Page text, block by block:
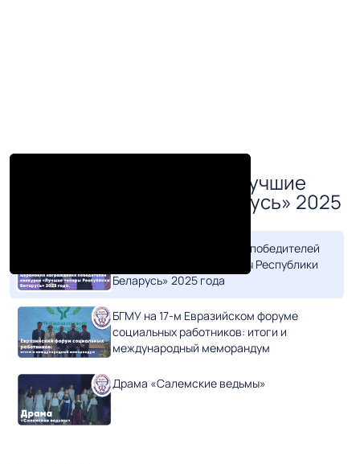
Церемония награждения
победителей конкурса «Лучшие
товары Республики Беларусь» 2025
Церемония награждения победителей
конкурса «Лучшие товары Республики
Беларусь» 2025 года
БГМУ на 17-м Евразийском форуме
социальных работников: итоги и
международный меморандум
Драма «Салемские ведьмы»